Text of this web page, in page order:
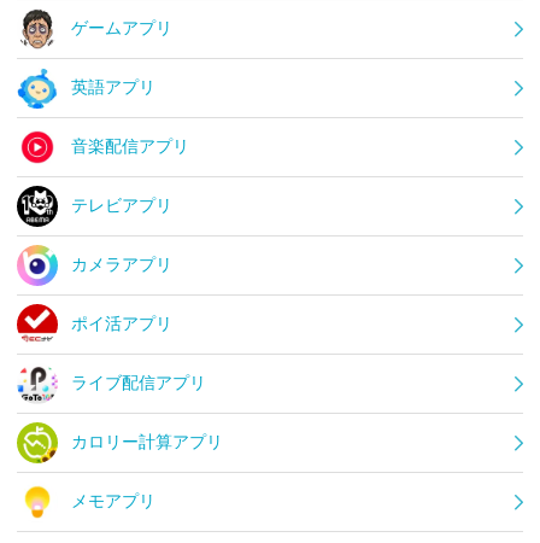
ゲームアプリ
英語アプリ
音楽配信アプリ
テレビアプリ
カメラアプリ
ポイ活アプリ
ライブ配信アプリ
カロリー計算アプリ
メモアプリ